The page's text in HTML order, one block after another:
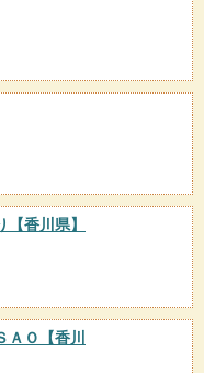
【香川県】
ＡＯ
【香川